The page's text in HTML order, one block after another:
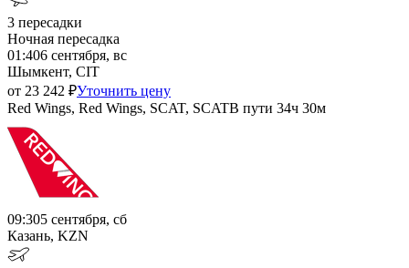
3 пересадки
Ночная пересадка
01:406 сентября, вс
Шымкент, CIT
от 23 242 ₽Уточнить цену
Red Wings, Red Wings, SCAT, SCATВ пути 34ч 30м
09:305 сентября, сб
Казань, KZN